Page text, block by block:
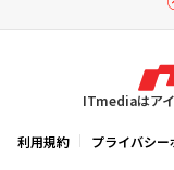
ITmediaはアイ
利用規約 プライバシー